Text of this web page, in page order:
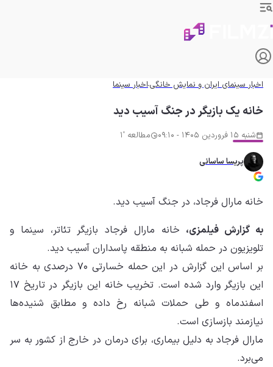
اخبار سینمای ایران و نمایش خانگیاخبار سینما
خانه یک بازیگر در جنگ آسیب دید
شنبه 15 فروردین 1405 - 09:10 مطالعه '1
پریسا ساسانی
خانه مارال فرجاد، در جنگ آسیب دید.
به گزارش فیلمزی، خانه مارال فرجاد بازیگر تئاتر، سینما و
تلویزیون در حمله شبانه به منطقه پاسداران آسیب دید.
بر اساس این گزارش در این حمله خسارتی ۷۰ درصدی به خانه
این بازیگر وارد شده است. تخریب خانه این بازیگر در تاریخ ۱۷
اسفندماه و طی حملات شبانه رخ داده و مطابق شنیده‌ها
نیازمند بازسازی است.
مارال فرجاد به دلیل بیماری، برای درمان در خارج از کشور به سر
می‌برد.